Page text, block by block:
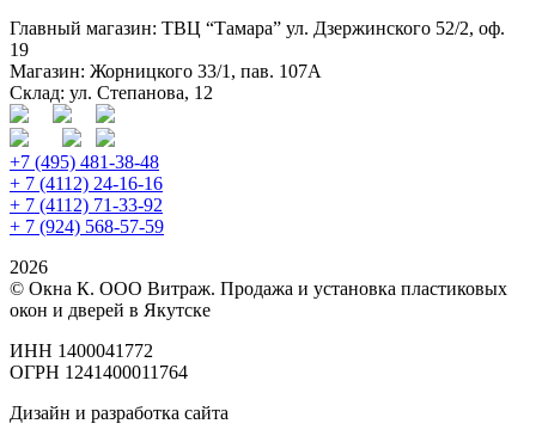
Главный магазин: ТВЦ “Тамара” ул. Дзержинского 52/2, оф.
19
Магазин: Жорницкого 33/1, пав. 107А
Склад: ул. Степанова, 12
+7 (495) 481-38-48
+ 7 (4112) 24-16-16
+ 7 (4112) 71-33-92
+ 7 (924) 568-57-59
2026
© Окна К. ООО Витраж. Продажа и установка пластиковых
окон и дверей в Якутске
ИНН 1400041772
ОГРН 1241400011764
Дизайн и разработка сайта